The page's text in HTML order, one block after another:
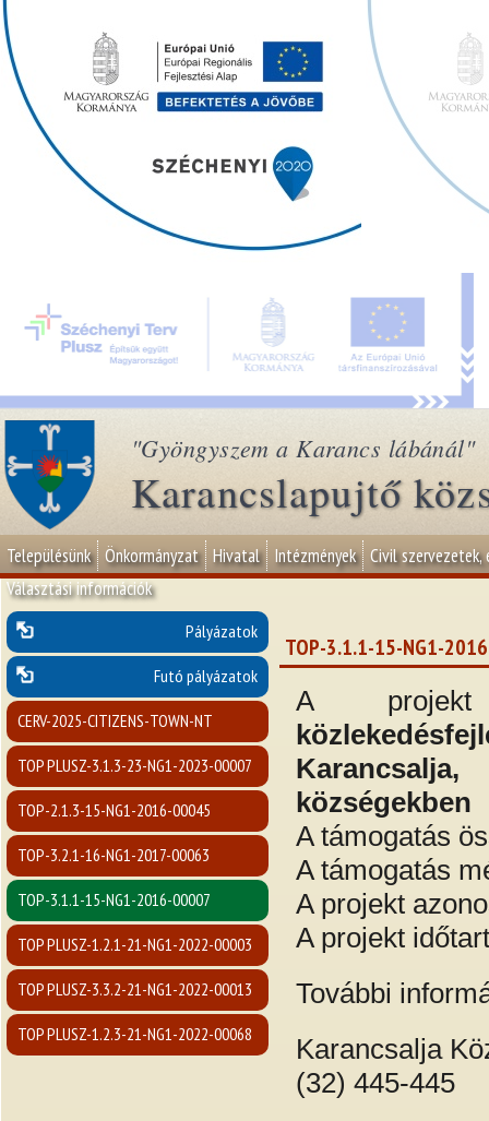
"Gyöngyszem a Karancs lábánál"
Karancslapujtő
Településünk Önkormányzat Hivatal Intézmények Civil szervezetek,
Választási információk
Pályázatok
Futó pályázatok
CERV-2025-CITIZENS-TOWN-NT
TOP PLUSZ-3.1.3-23-NG1-2023-00007
TOP-2.1.3-15-NG1-2016-00045
TOP-3.2.1-16-NG1-2017-00063
TOP-3.1.1-15-NG1-2016-00007
TOP PLUSZ-1.2.1-21-NG1-2022-00003
TOP PLUSZ-3.3.2-21-NG1-2022-00013
TOP PLUSZ-1.2.3-21-NG1-2022-00068
TOP-3.1.1-15-NG1-
A
községekben
A támogatás
A támogatás
A projekt
A projekt
További
Karancsalja
(32) 445-445